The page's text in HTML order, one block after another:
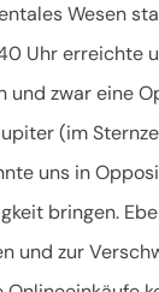
Wesen
Uhr erreichte
und zwar eine
(im
uns in
bringen.
und zur